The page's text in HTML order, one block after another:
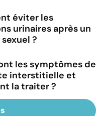
éviter les
urinaires après un
?
les symptômes de
interstitielle et
la traiter ?